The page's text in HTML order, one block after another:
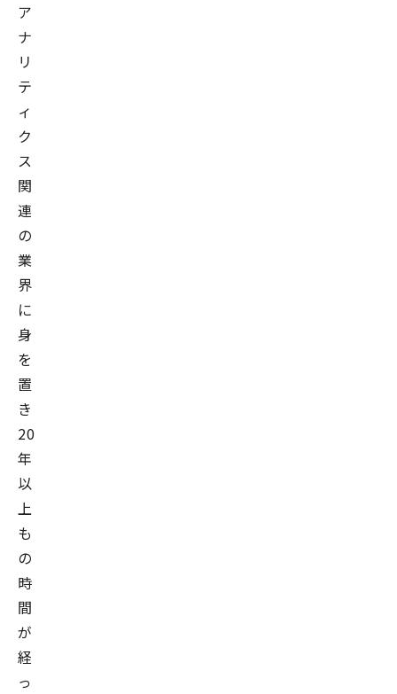
ア
ナ
リ
テ
ィ
ク
ス
関
連
の
業
界
に
身
を
置
き
20
年
以
上
も
の
時
間
が
経
っ